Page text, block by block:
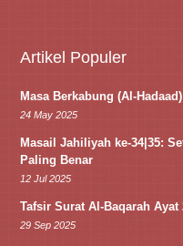
Artikel Populer
Masa Berkabung (Al-
24 May 2025
Masail Jahiliyah ke-34|35:
Paling Benar
12 Jul 2025
Tafsir Surat Al-Baqarah
29 Sep 2025